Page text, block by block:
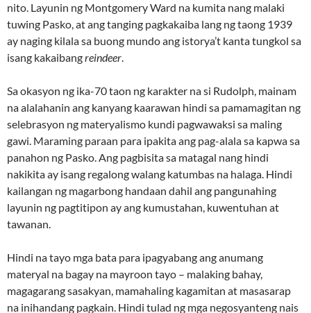
nito. Layunin ng Montgomery Ward na kumita nang malaki
tuwing Pasko, at ang tanging pagkakaiba lang ng taong 1939
ay naging kilala sa buong mundo ang istorya’t kanta tungkol sa
isang kakaibangreindeer.
Sa okasyon ng ika-70 taon ng karakter na si Rudolph, mainam
na alalahanin ang kanyang kaarawan hindi sa pamamagitan ng
selebrasyon ng materyalismo kundi pagwawaksi sa maling
gawi. Maraming paraan para ipakita ang pag-alala sa kapwa sa
panahon ng Pasko. Ang pagbisita sa matagal nang hindi
nakikita ay isang regalong walang katumbas na halaga. Hindi
kailangan ng magarbong handaan dahil ang pangunahing
layunin ng pagtitipon ay ang kumustahan, kuwentuhan at
tawanan.
Hindi na tayo mga bata para ipagyabang ang anumang
materyal na bagay na mayroon tayo – malaking bahay,
magagarang sasakyan, mamahaling kagamitan at masasarap
na inihandang pagkain. Hindi tulad ng mga negosyanteng nais